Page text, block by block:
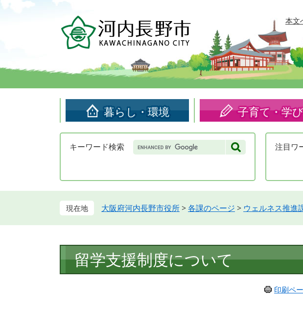
頭
す。
飛
し
本文
暮らし・環境 子育て・学び
キーワード検索 Google
カ
検
注目 ワ
大阪府河内長野市役所>各課のページ > ウェルネス推進
文
留学支援制度について
印刷ペ